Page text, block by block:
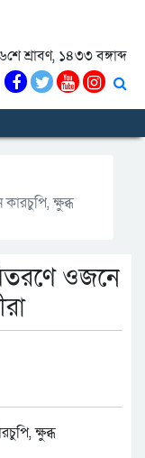
শ্রাবণ, ১৪৩৩ বঙ্গাব্দ
ক্ষুব্ধ
ওজনে